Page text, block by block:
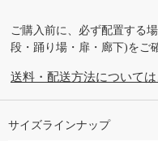
ご購入前に、必ず配置する
段・踊り場・扉・廊下)をご
送料・配送方法については
サイズラインナップ